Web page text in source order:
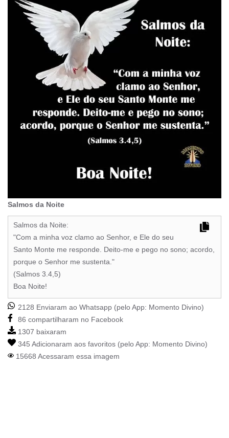
Salmos da Noite
Salmos da Noite:
"Com a minha voz clamo ao Senhor, e Ele do seu
Santo Monte me responde. Deito-me e pego no sono; acordo,
porque o Senhor me sustenta."
(Salmos 3.4,5)
Boa Noite!
2128 Enviaram ao Whatsapp (pelo App: Momento Divino)
86 compartilharam no Facebook
1307 baixaram
345 Adicionaram aos favoritos (pelo App: Momento Divino)
15668 Acessaram essa imagem